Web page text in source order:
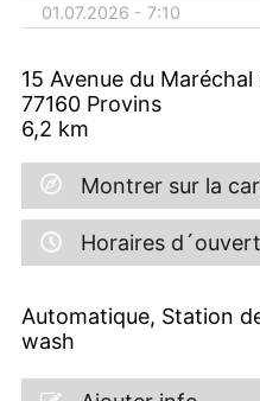
01.07.2026 - 7:10
15 Avenue du
77160 Provins
6,2 km
Montrer sur la
Horaires
Automatique, Station
wash